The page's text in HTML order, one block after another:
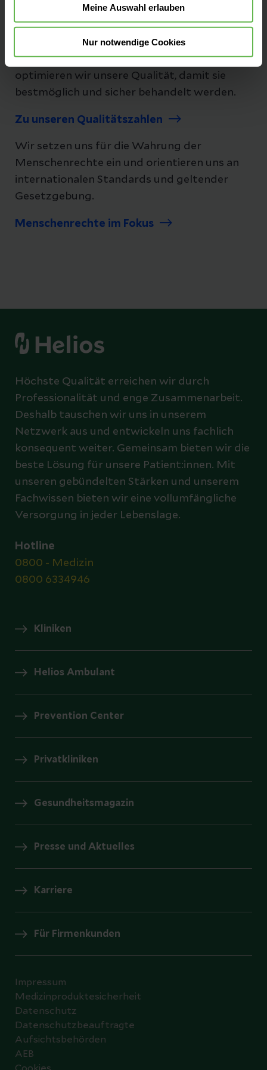
Meine Auswahl erlauben
Nur notwendige Cookies
Unsere Qualität
"Besser geht immer!", daher ist Qualität bei
uns nicht nur ein Wort, es ist ein Versprechen.
Seit mehr als 25 Jahren messen und
optimieren wir unsere Qualität, damit sie
bestmöglich und sicher behandelt werden.
Zu unseren Qualitätszahlen
Wir setzen uns für die Wahrung der
Menschenrechte ein und orientieren uns an
internationalen Standards und geltender
Gesetzgebung.
Menschenrechte im Fokus
Höchste Qualität erreichen wir durch
Professionalität und enge Zusammenarbeit.
Deshalb tauschen wir uns in unserem
Netzwerk aus und entwickeln uns fachlich
konsequent weiter. Gemeinsam bieten wir die
beste Lösung für unsere Patient:innen. Mit
unseren gebündelten Stärken und unserem
Fachwissen bieten wir eine vollumfängliche
Versorgung in jeder Lebenslage.
Hotline
0800 - Medizin
0800 6334946
Kliniken
Helios Ambulant
Prevention Center
Privatkliniken
Gesundheitsmagazin
Presse und Aktuelles
Karriere
Für Firmenkunden
Impressum
Medizinproduktesicherheit
Datenschutz
Datenschutzbeauftragte
Aufsichtsbehörden
AEB